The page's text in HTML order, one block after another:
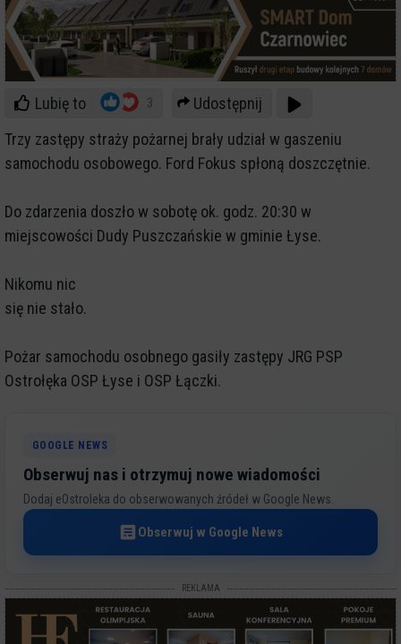
Lubię to 3
Udostępnij
Trzy zastępy straży pożarnej brały udział w gaszeniu
samochodu osobowego. Ford Fokus spłoną doszczętnie.
Do zdarzenia doszło w sobotę ok. godz. 20:30 w
miejscowości Dudy Puszczańskie w gminie Łyse.
Nikomu nic
się nie stało.
Pożar samochodu osobnego gasiły zastępy JRG PSP
Ostrołęka OSP Łyse i OSP Łączki.
GOOGLE NEWS
Obserwuj nas i otrzymuj nowe wiadomości
Dodaj eOstroleka do obserwowanych źródeł w Google News.
Obserwuj w Google News
REKLAMA